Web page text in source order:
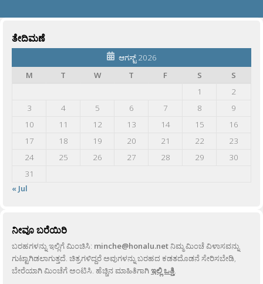
ತೇದಿಮಣೆ
ಆಗಸ್ಟ್ 2026
M
T W T F S
S
1
2
3
4 5 6 7 8
9
10
11 12 13 14 15
16
17
18 19 20 21 22
23
24
25 26 27 28 29
30
31
« Jul
ನೀವೂ ಬರೆಯಿರಿ
ಬರಹಗಳನ್ನು ಇಲ್ಲಿಗೆ ಮಿಂಚಿಸಿ: minche@honalu.netನಿಮ್ಮ ಮಿಂಚೆ ವಿಳಾಸವನ್ನು
ಗುಟ್ಟಾಗಿಡಲಾಗುತ್ತದೆ. ಚಿತ್ರಗಳಿದ್ದರೆ ಅವುಗಳನ್ನು ಬರಹದ ಕಡತದೊಡನೆ ಸೇರಿಸಬೇಡಿ,
ಬೇರೆಯಾಗಿ ಮಿಂಚೆಗೆ ಅಂಟಿಸಿ. ಹೆಚ್ಚಿನ ಮಾಹಿತಿಗಾಗಿಇಲ್ಲಿ ಒತ್ತಿ.